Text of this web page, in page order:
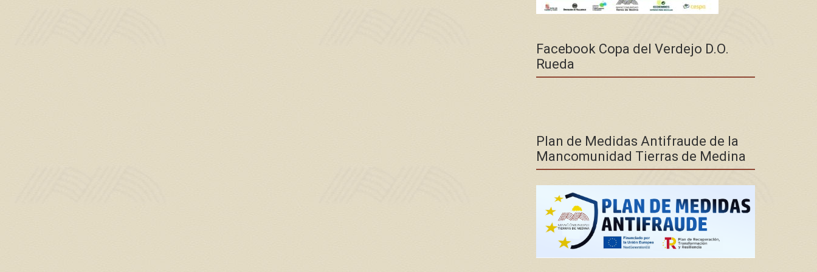
Facebook Copa del Verdejo D.O.
Rueda
Plan de Medidas Antifraude de la
Mancomunidad Tierras de Medina